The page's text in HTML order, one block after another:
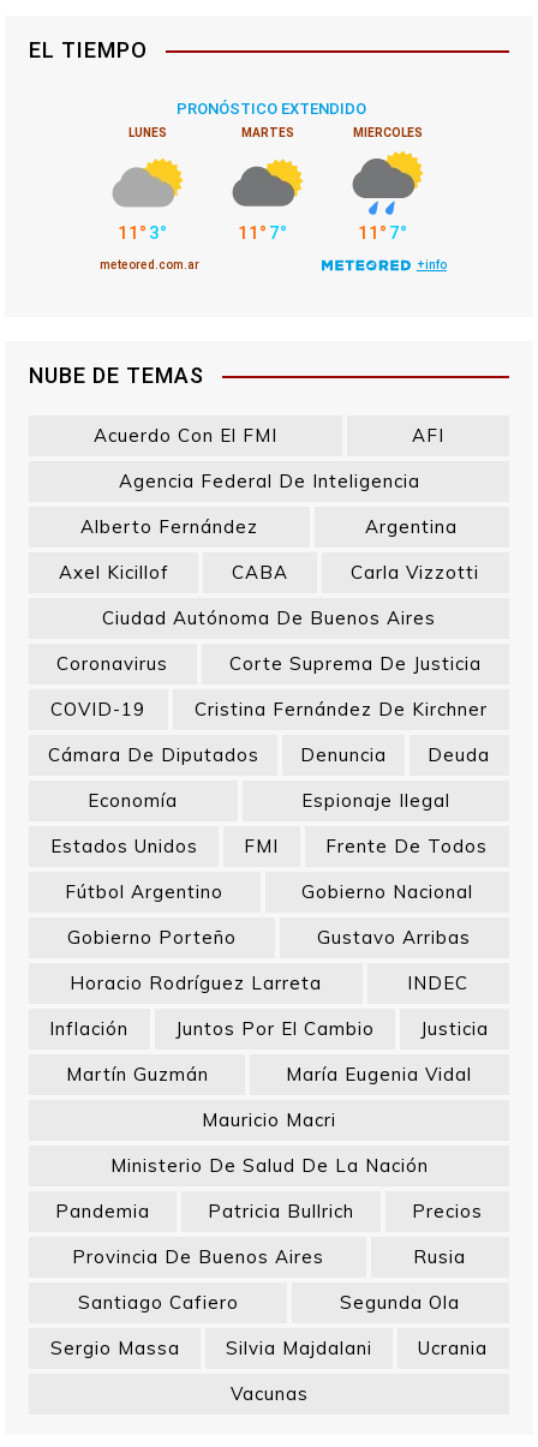
EL TIEMPO
NUBE DE TEMAS
Acuerdo Con El FMI
AFI
Agencia Federal De Inteligencia
Alberto Fernández
Argentina
Axel Kicillof
CABA
Carla Vizzotti
Ciudad Autónoma De Buenos Aires
Coronavirus
Corte Suprema De Justicia
COVID-19
Cristina Fernández De Kirchner
Cámara De Diputados
Denuncia
Deuda
Economía
Espionaje Ilegal
Estados Unidos
FMI
Frente De Todos
Fútbol Argentino
Gobierno Nacional
Gobierno Porteño
Gustavo Arribas
Horacio Rodríguez Larreta
INDEC
Inflación
Juntos Por El Cambio
Justicia
Martín Guzmán
María Eugenia Vidal
Mauricio Macri
Ministerio De Salud De La Nación
Pandemia
Patricia Bullrich
Precios
Provincia De Buenos Aires
Rusia
Santiago Cafiero
Segunda Ola
Sergio Massa
Silvia Majdalani
Ucrania
Vacunas